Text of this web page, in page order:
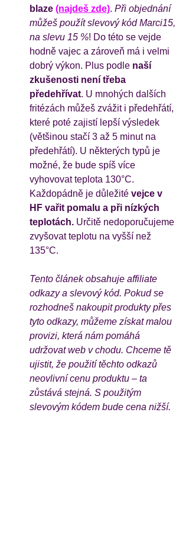
blaze (najdeš zde). Při objednání
můžeš použít slevový kód Marci15,
na slevu 15 %! Do této se vejde
hodně vajec a zároveň má i velmi
dobrý výkon. Plus podle naší
zkušenosti není třeba
předehřívat. U mnohých dalších
fritézách můžeš zvážit i předehřátí,
které poté zajistí lepší výsledek
(většinou stačí 3 až 5 minut na
předehřátí). U některých typů je
možné, že bude spíš více
vyhovovat teplota 130°C.
Každopádně je důležité vejce v
HF vařit pomalu a při nízkých
teplotách. Určitě nedoporučujeme
zvyšovat teplotu na vyšší než
135°C.
Tento článek obsahuje affiliate
odkazy a slevový kód. Pokud se
rozhodneš nakoupit produkty přes
tyto odkazy, můžeme získat malou
provizi, která nám pomáhá
udržovat web v chodu. Chceme tě
ujistit, že použití těchto odkazů
neovlivní cenu produktu – ta
zůstává stejná. S použitým
slevovým kódem bude cena nižší.